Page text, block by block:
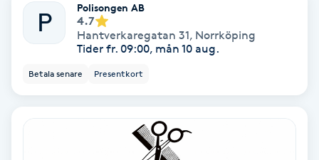
Rosenmetoden
Ryggmassage
P
Polisongen AB
4.7
Hantverkaregatan 31, Norrköping
Tider fr. 09:00, mån 10 aug.
Betala senare Presentkort